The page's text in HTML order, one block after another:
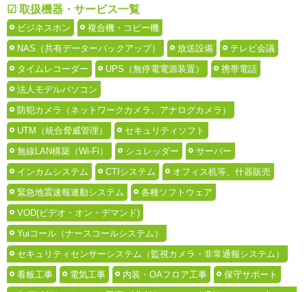
☑ 取扱機器・サービス一覧
ビジネスホン
複合機・コピー機
NAS（共有データーバックアップ）
放送設備
テレビ会議
タイムレコーダー
UPS（無停電電源装置）
携帯電話
法人モデルパソコン
防犯カメラ（ネットワークカメラ、アナログカメラ）
UTM（統合脅威管理）
セキュリティソフト
無線LAN構築（Wi-Fi）
シュレッダー
サーバー
インカムシステム
CTIシステム
オフィス机等、什器販売
緊急地震速報連動システム
各種ソフトウェア
VOD(ビデオ・オン・デマンド)
Yuiコール（ナースコールシステム）
セキュリティセンサーシステム（監視カメラ・非常通報システム）
看板工事
電気工事 内装・OAフロア工事
保守サポート